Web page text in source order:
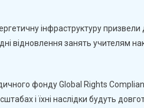
інфраструктуру
відновлення занять учителям
фонду Global Rights
і їхні наслідки будуть